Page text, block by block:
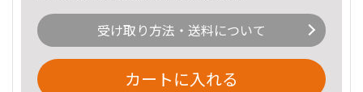
受け取り方法・送料について
カートに入れる